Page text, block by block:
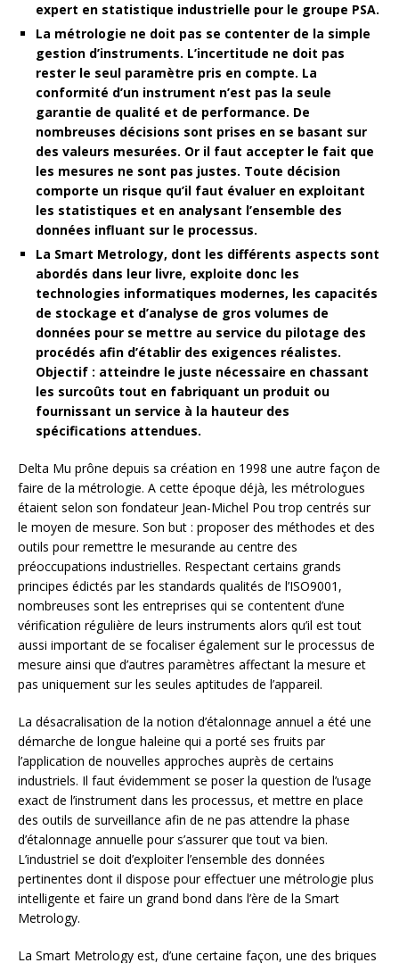
expert en statistique industrielle pour le groupe PSA.
La métrologie ne doit pas se contenter de la simple
gestion d’instruments. L’incertitude ne doit pas
rester le seul paramètre pris en compte. La
conformité d’un instrument n’est pas la seule
garantie de qualité et de performance. De
nombreuses décisions sont prises en se basant sur
des valeurs mesurées. Or il faut accepter le fait que
les mesures ne sont pas justes. Toute décision
comporte un risque qu’il faut évaluer en exploitant
les statistiques et en analysant l’ensemble des
données influant sur le processus.
La Smart Metrology, dont les différents aspects sont
abordés dans leur livre, exploite donc les
technologies informatiques modernes, les capacités
de stockage et d’analyse de gros volumes de
données pour se mettre au service du pilotage des
procédés afin d’établir des exigences réalistes.
Objectif : atteindre le juste nécessaire en chassant
les surcoûts tout en fabriquant un produit ou
fournissant un service à la hauteur des
spécifications attendues.
Delta Mu prône depuis sa création en 1998 une autre façon de
faire de la métrologie. A cette époque déjà, les métrologues
étaient selon son fondateur Jean-Michel Pou trop centrés sur
le moyen de mesure. Son but : proposer des méthodes et des
outils pour remettre le mesurande au centre des
préoccupations industrielles. Respectant certains grands
principes édictés par les standards qualités de l’ISO9001,
nombreuses sont les entreprises qui se contentent d’une
vérification régulière de leurs instruments alors qu’il est tout
aussi important de se focaliser également sur le processus de
mesure ainsi que d’autres paramètres affectant la mesure et
pas uniquement sur les seules aptitudes de l’appareil.
La désacralisation de la notion d’étalonnage annuel a été une
démarche de longue haleine qui a porté ses fruits par
l’application de nouvelles approches auprès de certains
industriels. Il faut évidemment se poser la question de l’usage
exact de l’instrument dans les processus, et mettre en place
des outils de surveillance afin de ne pas attendre la phase
d’étalonnage annuelle pour s’assurer que tout va bien.
L’industriel se doit d’exploiter l’ensemble des données
pertinentes dont il dispose pour effectuer une métrologie plus
intelligente et faire un grand bond dans l’ère de la Smart
Metrology.
La Smart Metrology est, d’une certaine façon, une des briques